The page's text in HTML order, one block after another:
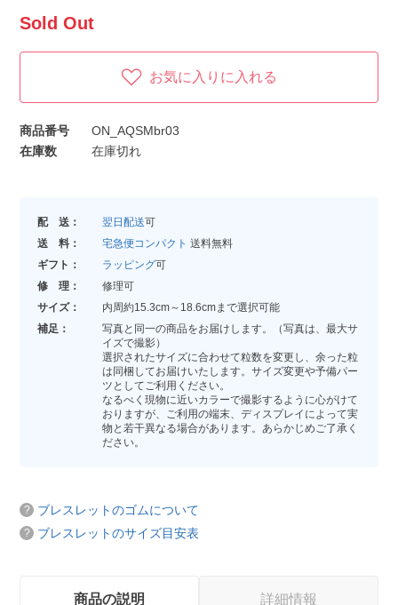
Sold Out
お気に入りに入れる
商品番号
ON_AQSMbr03
在庫数
在庫切れ
配 送： 翌日配送可
送 料：
宅急便コンパクト 送料無料
ギフト：
ラッピング可
修 理：
修理可
サイズ：
内周約15.3cm～18.6cmまで選択可能
補足：
写真と同一の商品をお届けします。（写真は、最大サ
イズで撮影）
選択されたサイズに合わせて粒数を変更し、余った粒
は同梱してお届けいたします。サイズ変更や予備パー
ツとしてご利用ください。
なるべく現物に近いカラーで撮影するように心がけて
おりますが、ご利用の端末、ディスプレイによって実
物と若干異なる場合があります。あらかじめご了承く
ださい。
ブレスレットのゴムについて
ブレスレットのサイズ目安表
商品の説明 詳細情報